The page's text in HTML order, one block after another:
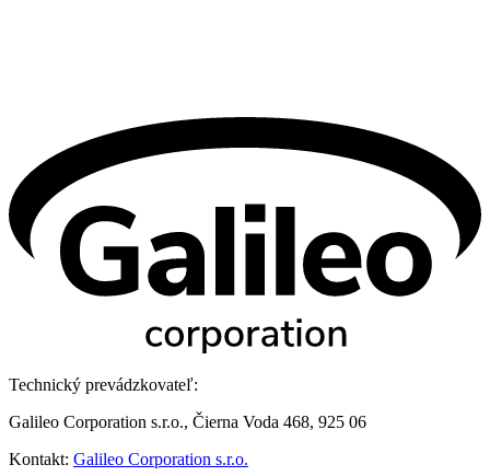
Technický prevádzkovateľ:
Galileo Corporation s.r.o., Čierna Voda 468, 925 06
Kontakt: Galileo Corporation s.r.o.